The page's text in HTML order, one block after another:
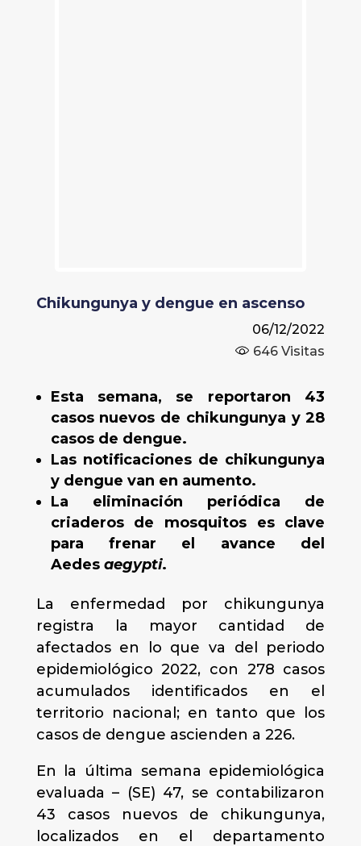
Chikungunya y dengue en ascenso
06/12/2022
646 Visitas
Esta semana, se reportaron 43
casos nuevos de chikungunya y 28
casos de dengue.
Las notificaciones de chikungunya
y dengue van en aumento.
La eliminación periódica de
criaderos de mosquitos es clave
para frenar el avance del
Aedes aegypti.
La enfermedad por chikungunya
registra la mayor cantidad de
afectados en lo que va del periodo
epidemiológico 2022, con 278 casos
acumulados identificados en el
territorio nacional; en tanto que los
casos de dengue ascienden a 226.
En la última semana epidemiológica
evaluada – (SE) 47, se contabilizaron
43 casos nuevos de chikungunya,
localizados en el departamento